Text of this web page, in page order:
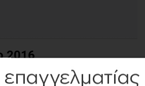
2016
Μέγαρο θα πραγματοποιηθεί η πιο